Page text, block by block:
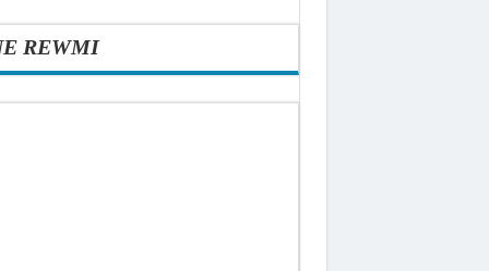
REWMI